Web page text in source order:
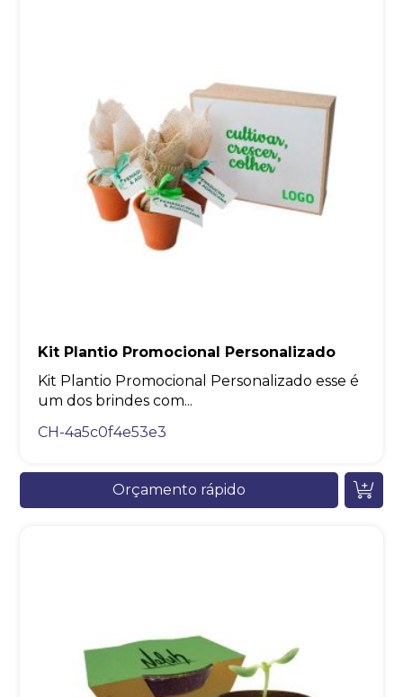
Kit Plantio Promocional Personalizado
Kit Plantio Promocional Personalizado esse é
um dos brindes com...
CH-4a5c0f4e53e3
Orçamento rápido